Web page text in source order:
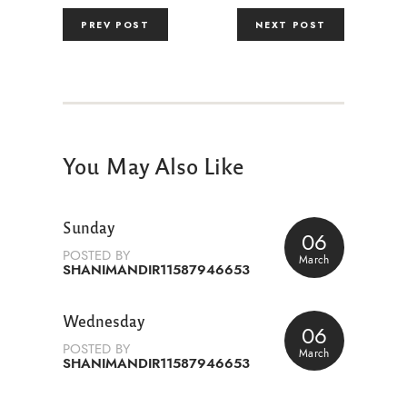
PREV POST NEXT POST
You May Also Like
06
March
Sunday
POSTED BY
SHANIMANDIR11587946653
06
March
Wednesday
POSTED BY
SHANIMANDIR11587946653